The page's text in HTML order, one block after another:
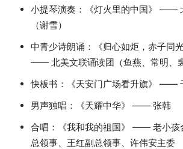
小提琴演奏：《灯火里的中国》 ——
（谢雪）
中青少诗朗诵：《归心如炬，赤子同
—— 北美文联诵读团（鱼燕、常明、
快板书：《天安门广场看升旗》 ——
男声独唱：《天耀中华》 —— 张韩
合唱：《我和我的祖国》 —— 老小孩
总领事、王红副总领事、许伟安主委